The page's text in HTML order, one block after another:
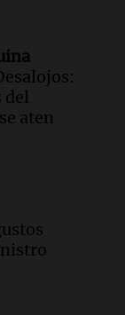
de
con Rony
el mito
del
aten